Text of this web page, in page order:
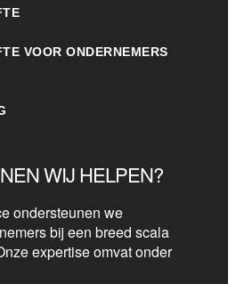
VOOR ONDERNEMERS
WIJ HELPEN?
ondersteunen we
bij een breed scala
expertise omvat onder